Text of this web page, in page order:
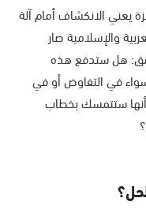
يعني الانكشاف أمام آلة
والإسلامية صار
هل ستدفع هذه
سواء في التفاوض أو في
أنها ستتمسك بخطاب